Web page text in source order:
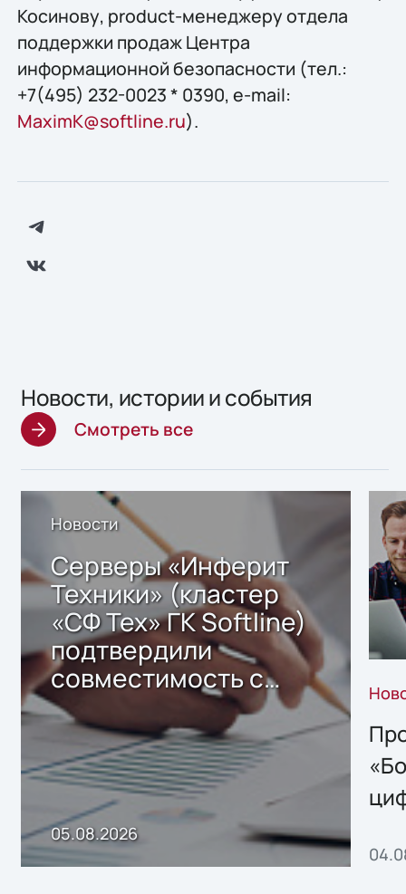
Косинову, product-менеджеру отдела
поддержки продаж Центра
информационной безопасности (тел.:
+7(495) 232-0023 * 0390, e-mail:
MaximK@softline.ru).
Новости, истории и события
Смотреть все
Новости
Серверы «Инферит
Техники» (кластер
«СФ Тех» ГК Softline)
подтвердили
совместимость с
решением Sharx
Storage 2.x для
хранения данных
05.08.2026